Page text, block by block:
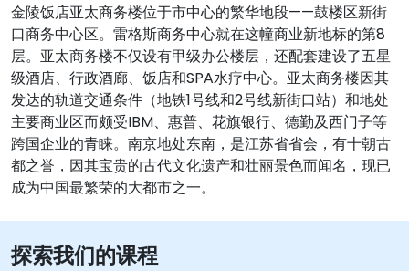
金陵饭店亚太商务楼位于市中心的繁华地段——鼓楼区新街
口商务中心区。雷格斯商务中心就在这幢商业新地标的第8
层。亚太商务楼不仅设有甲级办公楼层，还配套建设了五星
级酒店、行政酒廊、饭店和SPA水疗中心。亚太商务楼因其
发达的轨道交通条件（地铁1号线和2号线新街口站）和地处
主要商业区而颇受IBM、惠普、花旗银行、德勤及西门子等
跨国企业的青睐。南京地处东南，是江苏省省会，有十朝古
都之誉，因其宝贵的古代文化遗产和壮丽景色而闻名，现已
成为中国最繁荣的大都市之一。
探索我们的课程